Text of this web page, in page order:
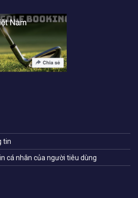
tin
cá nhân của người tiêu dùng